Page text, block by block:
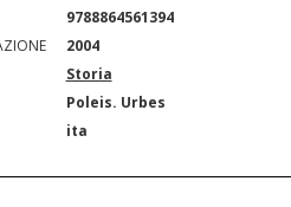
9788864561394
2004
Storia
Poleis. Urbes
ita